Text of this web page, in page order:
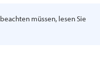
müssen, lesen Sie